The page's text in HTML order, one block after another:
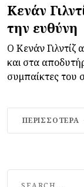
Κενάν
την ευθύνη
Ο Κενάν Γιλντίζ
και στα
συμπαίκτες του
ΠΕΡΙΣΣΌΤΕΡΑ